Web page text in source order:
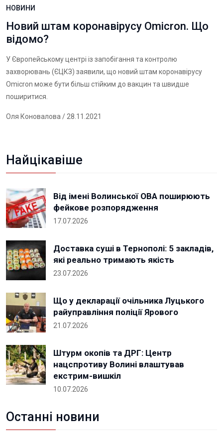
НОВИНИ
Новий штам коронавірусу Omicron. Що
відомо?
У Європейському центрі із запобігання та контролю
захворювань (ЄЦКЗ) заявили, що новий штам коронавірусу
Omicron може бути більш стійким до вакцин та швидше
поширитися.
Оля Коновалова / 28.11.2021
Найцікавіше
Від імені Волинської ОВА поширюють
фейкове розпорядження
17.07.2026
Доставка суші в Тернополі: 5 закладів,
які реально тримають якість
23.07.2026
Що у декларації очільника Луцького
райуправління поліції Ярового
21.07.2026
Штурм окопів та ДРГ: Центр
нацспротиву Волині влаштував
екстрим-вишкіл
10.07.2026
Останні новини